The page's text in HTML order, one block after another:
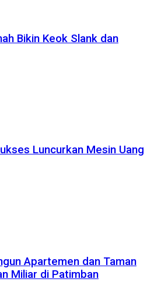
Bikin Keok Slank dan
Luncurkan Mesin Uang
Apartemen dan Taman
Miliar di Patimban